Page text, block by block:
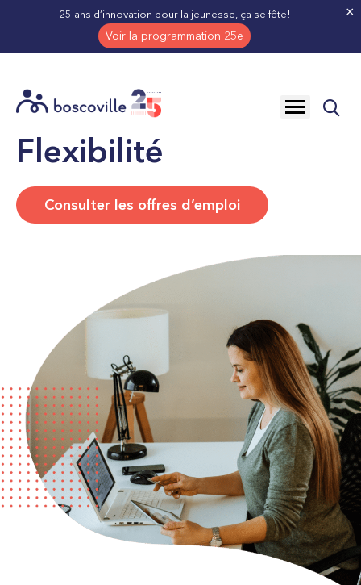
25 ans d’innovation pour la jeunesse, ça se fête!
Voir la programmation 25e
×
Ouvrir
la
CARRIÈRE À BOSCOVILLE FLEXIBILITÉ
Flexibilité
Consulter les offres d’emploi